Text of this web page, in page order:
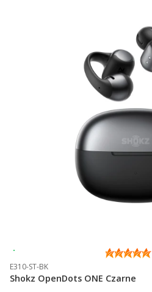
E310-ST-BK
Shokz OpenDots ONE Czarne